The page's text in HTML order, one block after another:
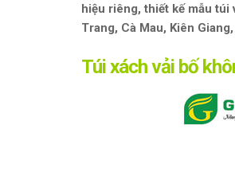
hiệu riêng, thiết kế mẫu túi
Trang, Cà Mau, Kiên
Túi xách vải bố